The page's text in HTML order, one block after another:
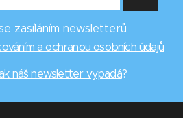
zasíláním newsletterů
a ochranou osobních údajů
náš newsletter vypadá?